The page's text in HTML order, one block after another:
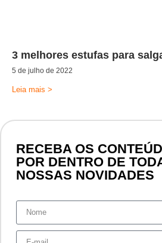
3 melhores estufas para
5 de julho de 2022
Leia mais >
RECEBA OS
POR DENTRO DE
NOSSAS NOVIDADES